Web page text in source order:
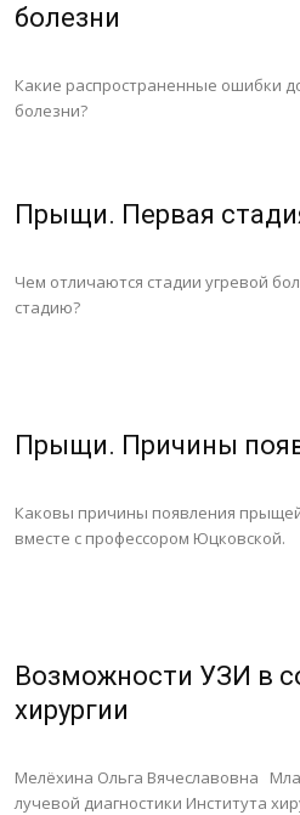
болезни
Какие распространенные ошибки
болезни?
Прыщи. Первая
Чем отличаются стадии угревой
стадию?
Прыщи. Причины
Каковы причины появления
вместе с профессором Юцковской.
Возможности УЗИ в
хирургии
Мелёхина Ольга Вячеславовна
лучевой диагностики Института